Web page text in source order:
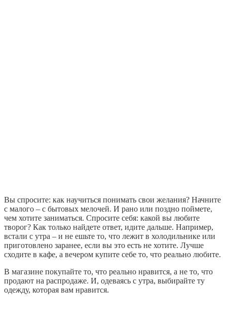
Вы спросите: как научиться понимать свои желания? Начните
с малого – с бытовых мелочей. И рано или поздно поймете,
чем хотите заниматься. Спросите себя: какой вы любите
творог? Как только найдете ответ, идите дальше. Например,
встали с утра – и не ешьте то, что лежит в холодильнике или
приготовлено заранее, если вы это есть не хотите. Лучше
сходите в кафе, а вечером купите себе то, что реально любите.
В магазине покупайте то, что реально нравится, а не то, что
продают на распродаже. И, одеваясь с утра, выбирайте ту
одежду, которая вам нравится.